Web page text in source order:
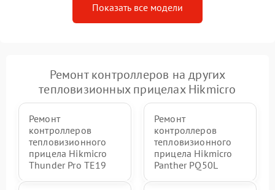
Показать все модели
Ремонт контроллеров на других
тепловизионных прицелах Hikmicro
Ремонт
контроллеров
тепловизионного
прицела Hikmicro
Thunder Pro TE19
Ремонт
контроллеров
тепловизионного
прицела Hikmicro
Panther PQ50L